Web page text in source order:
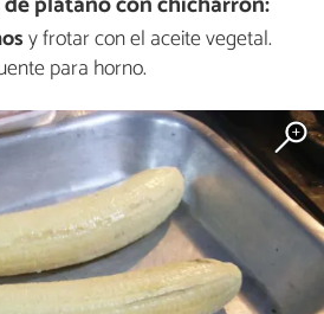
y frotar con el aceite vegetal.
para horno.